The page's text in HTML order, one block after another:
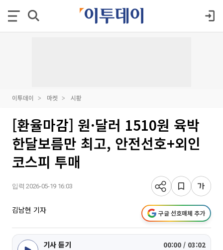
이투데이 마켓 시황
[환율마감] 원·달러 1510원 육박
한달보름만 최고, 안전선호+외인
코스피 투매
입력 2026-05-19 16:03
김남현 기자 구글 선호매체 추가
기사 듣기 00:00 / 03:02